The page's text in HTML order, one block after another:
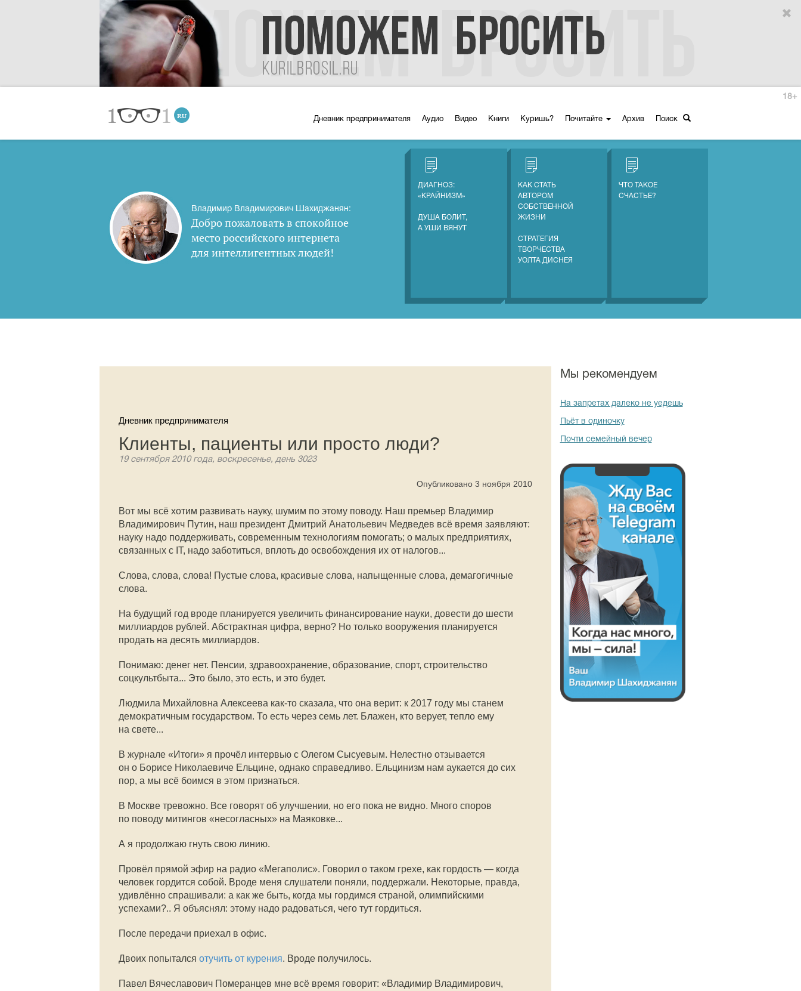
Дневник предпринимателя Аудио Видео Книги Куришь? Почитайте Архив Поиск
18+
Владимир Владимирович Шахиджанян:
Добро пожаловать в спокойное
место российского интернета
для интеллигентных людей!
ДИАГНОЗ:
«КРАЙНИЗМ»
ДУША БОЛИТ,
А УШИ ВЯНУТ
КАК СТАТЬ
АВТОРОМ
СОБСТВЕННОЙ
ЖИЗНИ
СТРАТЕГИЯ
ТВОРЧЕСТВА
УОЛТА ДИСНЕЯ
ЧТО ТАКОЕ
СЧАСТЬЕ?
Дневник предпринимателя
Клиенты, пациенты или просто люди?
19 сентября 2010 года, воскресенье, день 3023
Опубликовано 3 ноября 2010
Вот мы всё хотим развивать науку, шумим по этому поводу. Наш премьер Владимир
Владимирович Путин, наш президент Дмитрий Анатольевич Медведев всё время заявляют:
науку надо поддерживать, современным технологиям помогать; о малых предприятиях,
связанных с IT, надо заботиться, вплоть до освобождения их от налогов...
Слова, слова, слова! Пустые слова, красивые слова, напыщенные слова, демагогичные
слова.
На будущий год вроде планируется увеличить финансирование науки, довести до шести
миллиардов рублей. Абстрактная цифра, верно? Но только вооружения планируется
продать на десять миллиардов.
Понимаю: денег нет. Пенсии, здравоохранение, образование, спорт, строительство
соцкультбыта... Это было, это есть, и это будет.
Людмила Михайловна Алексеева как-то сказала, что она верит: к 2017 году мы станем
демократичным государством. То есть через семь лет. Блажен, кто верует, тепло ему
на свете...
В журнале «Итоги» я прочёл интервью с Олегом Сысуевым. Нелестно отзывается
он о Борисе Николаевиче Ельцине, однако справедливо. Ельцинизм нам аукается до сих
пор, а мы всё боимся в этом признаться.
В Москве тревожно. Все говорят об улучшении, но его пока не видно. Много споров
по поводу митингов «несогласных» на Маяковке...
А я продолжаю гнуть свою линию.
Провёл прямой эфир на радио «Мегаполис». Говорил о таком грехе, как гордость — когда
человек гордится собой. Вроде меня слушатели поняли, поддержали. Некоторые, правда,
удивлённо спрашивали: а как же быть, когда мы гордимся страной, олимпийскими
успехами?.. Я объяснял: этому надо радоваться, чего тут гордиться.
После передачи приехал в офис.
Двоих попытался отучить от курения. Вроде получилось.
Павел Вячеславович Померанцев мне всё время говорит: «Владимир Владимирович,
Мы рекомендуем
На запретах далеко не уедешь
Пьёт в одиночку
Почти семейный вечер